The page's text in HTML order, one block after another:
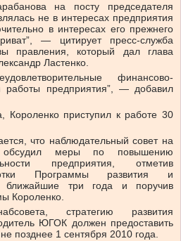
на посту председателя
не в интересах предприятия
в интересах его прежнего
— цитирует пресс-служба
правления, который дал глава
Ластенко.
финансово-
работы предприятия”, — добавил
Короленко приступил к работе 30
что наблюдательный совет на
обсудил меры по повышению
предприятия, отметив
Программы развития и
ближайшие три года и поручив
Короленко.
стратегию развития
ЮГОК должен предоставить
позднее 1 сентября 2010 года.